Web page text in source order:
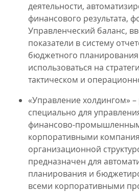
деятельности,
финансового результата,
Управленческий баланс,
показатели в систему
бюджетного
использоваться на
тактическом и
«Управление холдингом»
специально для
финансово-
корпоративными
организационной
предназначен для
планирования и
всеми корпоративными